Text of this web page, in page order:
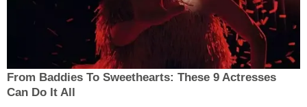
From Baddies To Sweethearts: These 9 Actresses
Can Do It All